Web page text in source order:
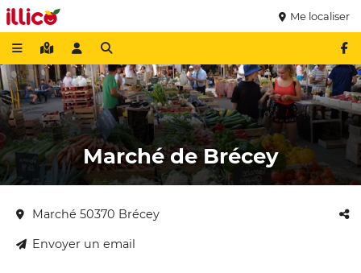
Me localiser
Marché de Brécey
Marché 50370 Brécey
Envoyer un email